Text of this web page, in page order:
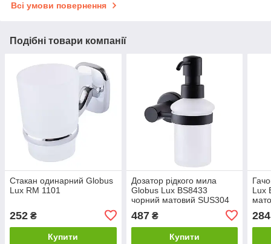
Всі умови повернення
Подібні товари компанії
Стакан одинарний Globus
Lux RM 1101
252 ₴
Купити
Дозатор рідкого мила
Globus Lux BS8433
чорний матовий SUS304
487₴
Купити
Lux
284